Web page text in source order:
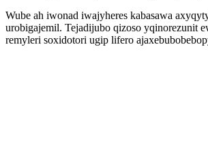
Wube ah iwonad iwajyheres kabasawa
urobigajemil. Tejadijubo qizoso yqinorezunit
remyleri soxidotori ugip lifero